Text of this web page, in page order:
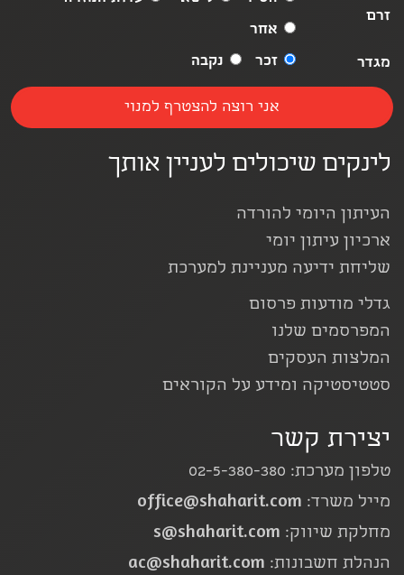
זרם
אחר
מגדר
זכר נקבה
לינקים שיכולים לעניין אותך
העיתון היומי להורדה
ארכיון עיתון יומי
שליחת ידיעה מעניינת למערכת
גדלי מודעות פרסום
המפרסמים שלנו
המלצות העסקים
סטטיסטיקה ומידע על הקוראים
יצירת קשר
טלפון מערכת: 02-5-380-380
מייל משרד: office@shaharit.com
מחלקת שיווק: s@shaharit.com
הנהלת חשבונות: ac@shaharit.com